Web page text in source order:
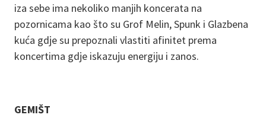
iza sebe ima nekoliko manjih koncerata na
pozornicama kao što su Grof Melin, Spunk i Glazbena
kuća gdje su prepoznali vlastiti afinitet prema
koncertima gdje iskazuju energiju i zanos.
GEMIŠT